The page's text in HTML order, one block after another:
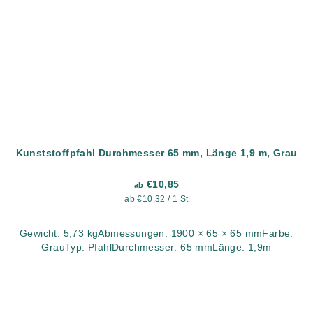
Kunststoffpfahl Durchmesser 65 mm, Länge 1,9 m, Grau
ab €10,85
Verkaufspreis:
ab €10,32 / 1 St
Gewicht: 5,73 kgAbmessungen: 1900 × 65 × 65 mmFarbe:
GrauTyp: PfahlDurchmesser: 65 mmLänge: 1,9m